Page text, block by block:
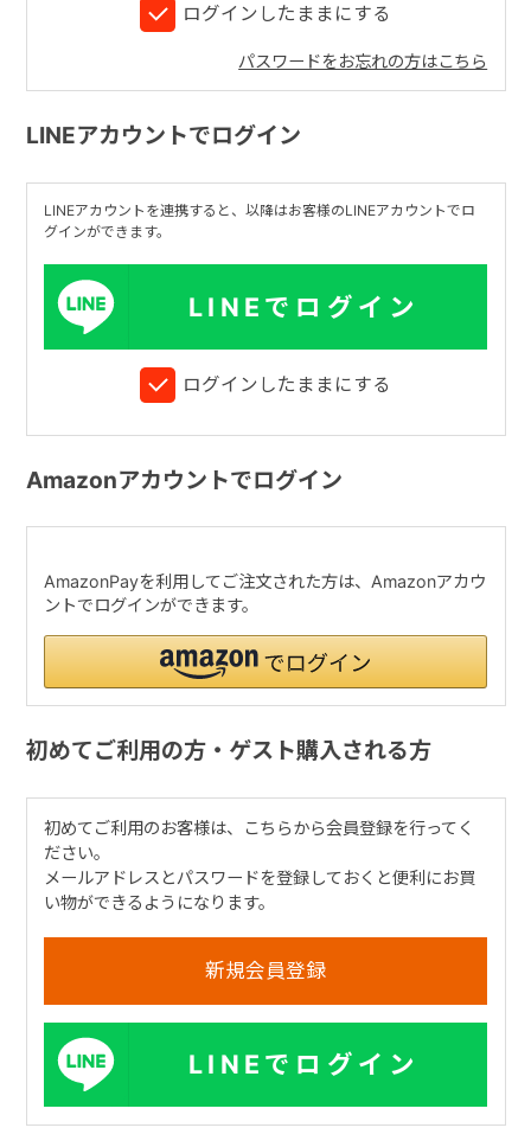
ログインしたままにする
パスワードをお忘れの方はこちら
LINEアカウントでログイン
LINEアカウントを連携すると、以降はお客様のLINEアカウントでロ
グインができます。
LINEでログイン
ログインしたままにする
Amazonアカウントでログイン
AmazonPayを利用してご注文された方は、Amazonアカウ
ントでログインができます。
初めてご利用の方・ゲスト購入される方
初めてご利用のお客様は、こちらから会員登録を行ってく
ださい。
メールアドレスとパスワードを登録しておくと便利にお買
い物ができるようになります。
LINEでログイン